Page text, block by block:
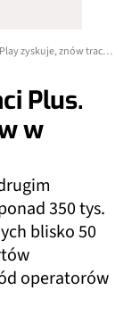
Play zyskuje, znów traci Plus. Przenoszenie numerów w 2Q2023
Plus.
w
350 tys.
blisko 50
operatorów